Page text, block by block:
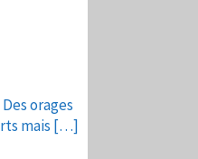
orages
mais […]